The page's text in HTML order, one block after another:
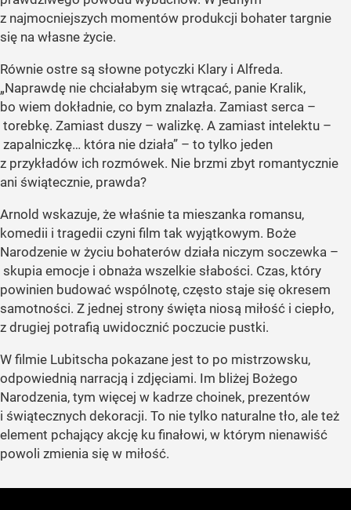
z najmocniejszych momentów produkcji bohater targnie
się na własne życie.
Równie ostre są słowne potyczki Klary i Alfreda.
„Naprawdę nie chciałabym się wtrącać, panie Kralik,
bo wiem dokładnie, co bym znalazła. Zamiast serca –
torebkę. Zamiast duszy – walizkę. A zamiast intelektu –
zapalniczkę… która nie działa” – to tylko jeden
z przykładów ich rozmówek. Nie brzmi zbyt romantycznie
ani świątecznie, prawda?
Arnold wskazuje, że właśnie ta mieszanka romansu,
komedii i tragedii czyni film tak wyjątkowym. Boże
Narodzenie w życiu bohaterów działa niczym soczewka –
skupia emocje i obnaża wszelkie słabości. Czas, który
powinien budować wspólnotę, często staje się okresem
samotności. Z jednej strony święta niosą miłość i ciepło,
z drugiej potrafią uwidocznić poczucie pustki.
W filmie Lubitscha pokazane jest to po mistrzowsku,
odpowiednią narracją i zdjęciami. Im bliżej Bożego
Narodzenia, tym więcej w kadrze choinek, prezentów
i świątecznych dekoracji. To nie tylko naturalne tło, ale też
element pchający akcję ku finałowi, w którym nienawiść
powoli zmienia się w miłość.